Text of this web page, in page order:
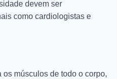
devem ser
como cardiologistas e
músculos de todo o corpo,